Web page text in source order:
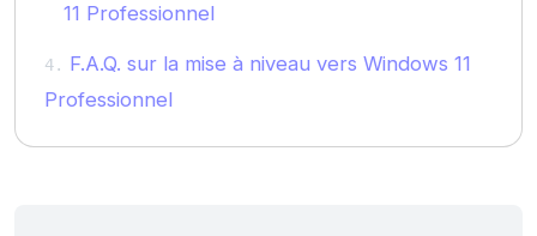
11 Professionnel
F.A.Q. sur la mise à niveau vers Windows 11
Professionnel